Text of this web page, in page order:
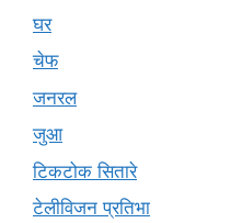
घर
चेफ
जनरल
जुआ
टिकटोक सितारे
टेलीविजन प्रतिभा